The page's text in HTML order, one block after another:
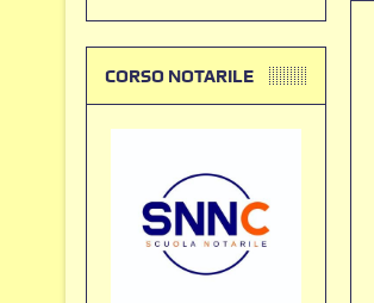
CORSO NOTARILE